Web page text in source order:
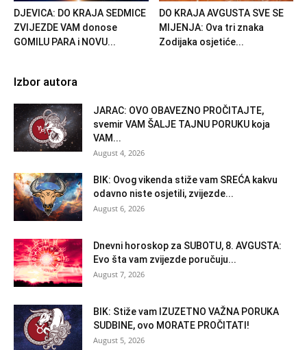
DJEVICA: DO KRAJA SEDMICE
ZVIJEZDE VAM donose
GOMILU PARA i NOVU...
DO KRAJA AVGUSTA SVE SE
MIJENJA: Ova tri znaka
Zodijaka osjetiće...
Izbor autora
JARAC: OVO OBAVEZNO PROČITAJTE,
svemir VAM ŠALJE TAJNU PORUKU koja
VAM...
August 4, 2026
BIK: Ovog vikenda stiže vam SREĆA kakvu
odavno niste osjetili, zvijezde...
August 6, 2026
Dnevni horoskop za SUBOTU, 8. AVGUSTA:
Evo šta vam zvijezde poručuju...
August 7, 2026
BIK: Stiže vam IZUZETNO VAŽNA PORUKA
SUDBINE, ovo MORATE PROČITATI!
August 5, 2026